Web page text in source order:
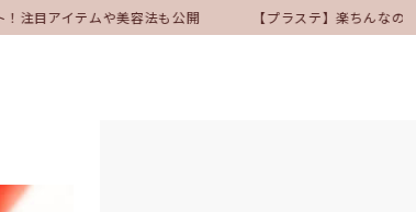
目アイテムや美容法も公開 【プラステ】楽ちんなのに